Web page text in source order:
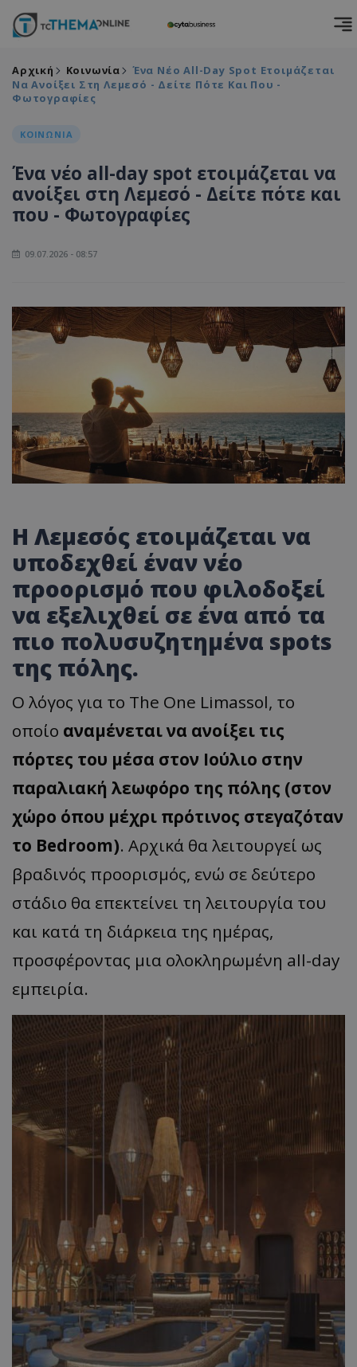
Αρχική Κοινωνία
Ένα Νέο All-Day Spot Ετοιμάζεται
Να Ανοίξει Στη Λεμεσό - Δείτε Πότε Και Που -
Φωτογραφίες
ΚΟΙΝΩΝΙΑ
Ένα νέο all-day spot ετοιμάζεται να
ανοίξει στη Λεμεσό - Δείτε πότε και
που - Φωτογραφίες
09.07.2026 - 08:57
Η Λεμεσός ετοιμάζεται να
υποδεχθεί έναν νέο
προορισμό που φιλοδοξεί
να εξελιχθεί σε ένα από τα
πιο πολυσυζητημένα spots
της πόλης.
Ο λόγος για το The One Limassol, το
οποίο αναμένεται να ανοίξει τις
πόρτες του μέσα στον Ιούλιο στην
παραλιακή λεωφόρο της πόλης (στον
χώρο όπου μέχρι πρότινος στεγαζόταν
το Bedroom). Αρχικά θα λειτουργεί ως
βραδινός προορισμός, ενώ σε δεύτερο
στάδιο θα επεκτείνει τη λειτουργία του
και κατά τη διάρκεια της ημέρας,
προσφέροντας μια ολοκληρωμένη all-day
εμπειρία.